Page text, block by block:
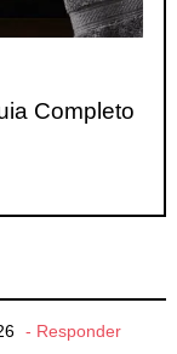
Completo
Responder